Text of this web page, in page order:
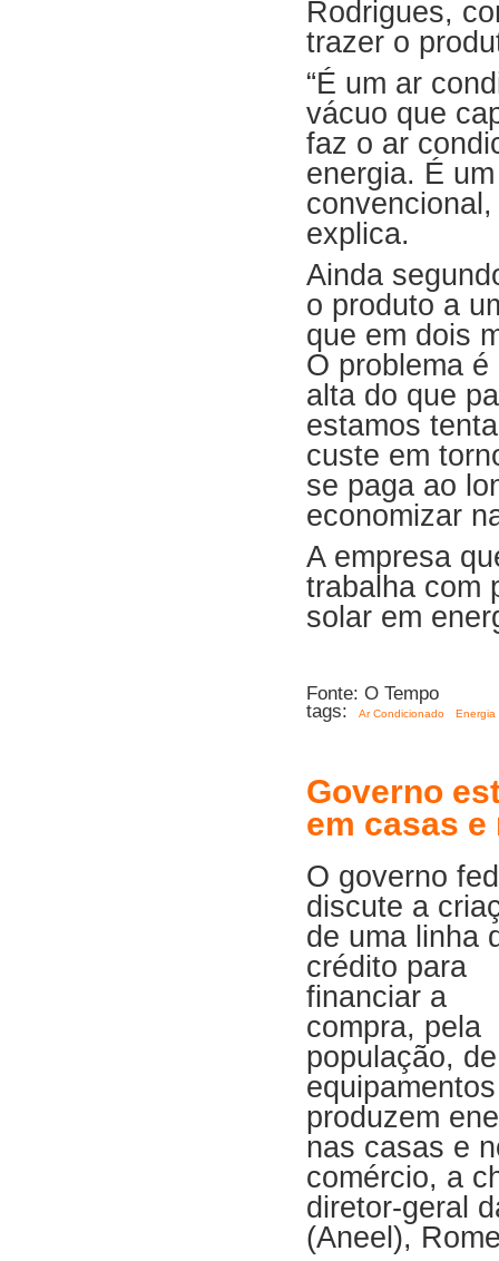
Rodrigues,
trazer o
“É um ar
vácuo que
faz o ar
energia. É
explica.
Ainda
o produto a
que em dois
O problema
alta do que
estamos
custe em
se paga ao
economizar
A empresa
trabalha com
solar em
Fonte: O Tempo
tags:
Ar Condicionado Energia
Governo
em casas
O governo
discute a
de uma linha
crédito para
financiar a
compra, pela
população, de
produzem
nas casas e
comércio, a
diretor-geral
(Aneel),